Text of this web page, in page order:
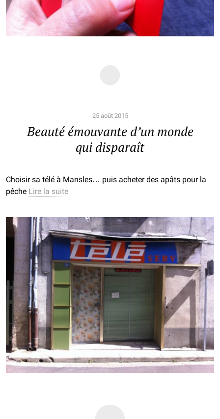
25 août 2015
Beauté émouvante d’un monde
qui disparaît
Choisir sa télé à Mansles… puis acheter des apâts pour la
pêche Lire la suite